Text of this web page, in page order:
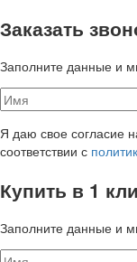
Заказать
Заполните данные и
Я даю свое согласие
соответствии с
Купить в 1
Заполните данные и